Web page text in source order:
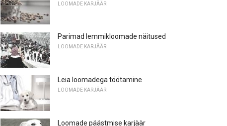
LOOMADE KARJÄÄR
Parimad lemmikloomade näitused
LOOMADE KARJÄÄR
Leia loomadega töötamine
LOOMADE KARJÄÄR
Loomade päästmise karjäär